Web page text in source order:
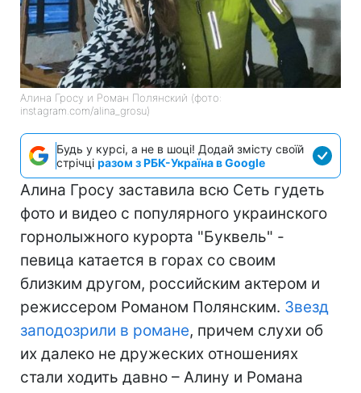
Алина Гросу и Роман Полянский (фото:
instagram.com/alina_grosu)
Будь у курсі, а не в шоці! Додай змісту своїй
стрічці разом з РБК-Україна в Google
Алина Гросу заставила всю Сеть гудеть
фото и видео с популярного украинского
горнолыжного курорта "Буквель" -
певица катается в горах со своим
близким другом, российским актером и
режиссером Романом Полянским. Звезд
заподозрили в романе, причем слухи об
их далеко не дружеских отношениях
стали ходить давно – Алину и Романа